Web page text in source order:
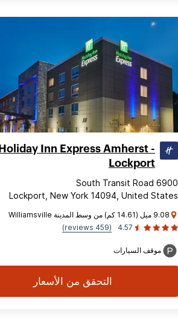
Holiday Inn Express Amherst -
Lockport
6900 South Transit Road
Lockport, New York 14094, United States
9.08 ميل (14.61 كم) من وسط المدينة Williamsville
4.57
(459 reviews)
موقف السيارات
التحقق من الأسعار